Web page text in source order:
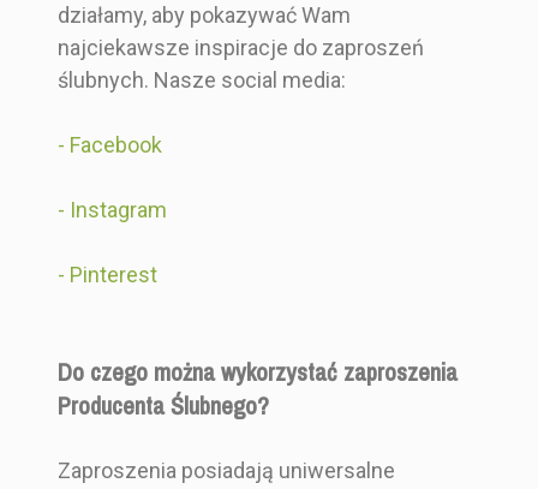
działamy, aby pokazywać Wam
najciekawsze inspiracje do zaproszeń
ślubnych. Nasze social media:
- Facebook
- Instagram
- Pinterest
Do czego można wykorzystać zaproszenia
Producenta Ślubnego?
Zaproszenia posiadają uniwersalne